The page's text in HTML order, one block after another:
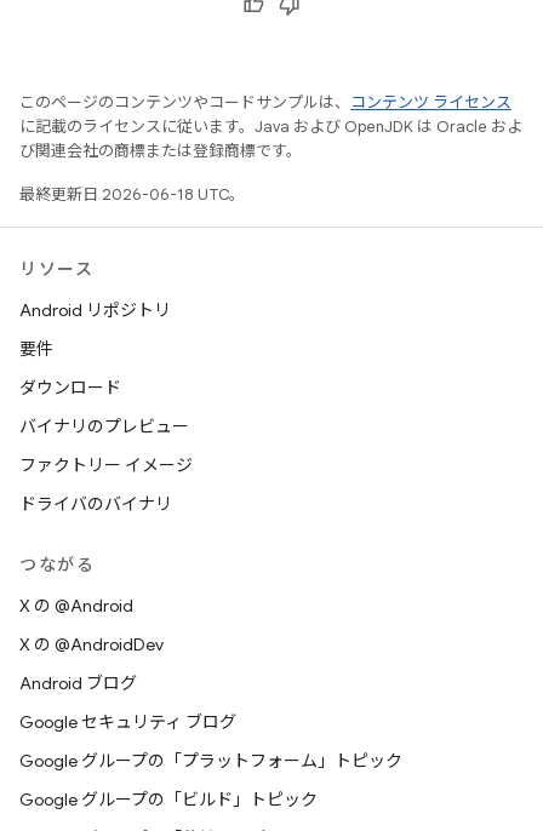
このページのコンテンツやコードサンプルは、
コンテンツ ライセンス
に記載のライセンスに従います。Java および OpenJDK は Oracle およ
び関連会社の商標または登録商標です。
最終更新日 2026-06-18 UTC。
リソース
Android リポジトリ
要件
ダウンロード
バイナリのプレビュー
ファクトリー イメージ
ドライバのバイナリ
つながる
X の @Android
X の @AndroidDev
Android ブログ
Google セキュリティ ブログ
Google グループの「プラットフォーム」トピック
Google グループの「ビルド」トピック